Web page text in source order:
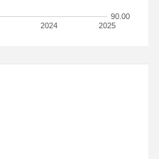
2024 2025
90.00